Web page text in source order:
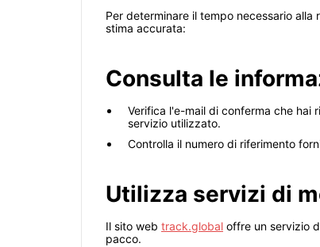
Per determinare il tempo necessario
stima accurata:
Consulta le
Verifica l'e-mail di conferma che hai
servizio utilizzato.
Controlla il numero di riferimento
Utilizza servizi di
Il sito web track.global offre un servizio
pacco.